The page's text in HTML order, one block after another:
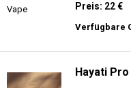
Preis: 22 €
Verfügbare
Hayati